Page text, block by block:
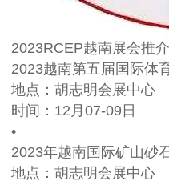
2023RCEP越南展会推介
2023越南第五届国际体
地点：胡志明会展中心
时间：12月07-09日
•
2023年越南国际矿山砂
地点：胡志明会展中心